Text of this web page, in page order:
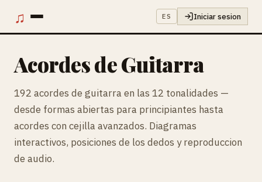
♫ ES Iniciar sesion
Acordes de Guitarra
192 acordes de guitarra en las 12 tonalidades —
desde formas abiertas para principiantes hasta
acordes con cejilla avanzados. Diagramas
interactivos, posiciones de los dedos y reproduccion
de audio.